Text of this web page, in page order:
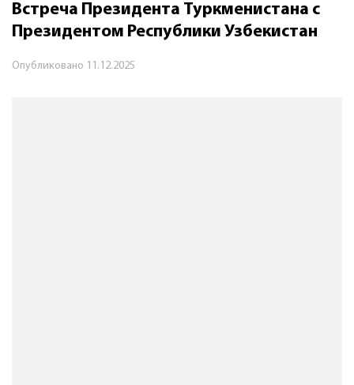
Встреча Президента Туркменистана с
Президентом Республики Узбекистан
Опубликовано 11.12.2025